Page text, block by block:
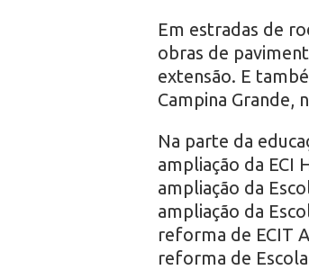
Em estradas de
obras de
extensão. E
Campina Grande,
Na parte da
ampliação da ECI
ampliação da
ampliação da
reforma de ECIT
reforma de